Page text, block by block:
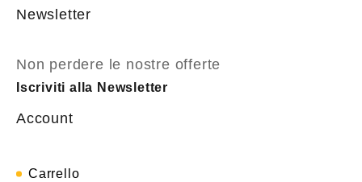
Newsletter
Non perdere le nostre offerte
Iscriviti alla Newsletter
Account
Carrello